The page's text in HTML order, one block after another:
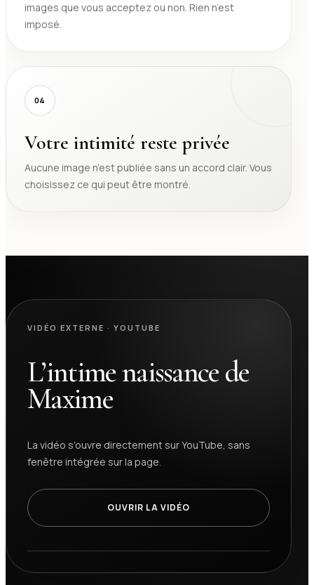
images que vous acceptez ou non. Rien n’est
imposé.
04
Votre intimité reste privée
Aucune image n’est publiée sans un accord clair. Vous
choisissez ce qui peut être montré.
VIDÉO EXTERNE · YOUTUBE
L’intime naissance de
Maxime
La vidéo s’ouvre directement sur YouTube, sans
fenêtre intégrée sur la page.
OUVRIR LA VIDÉO